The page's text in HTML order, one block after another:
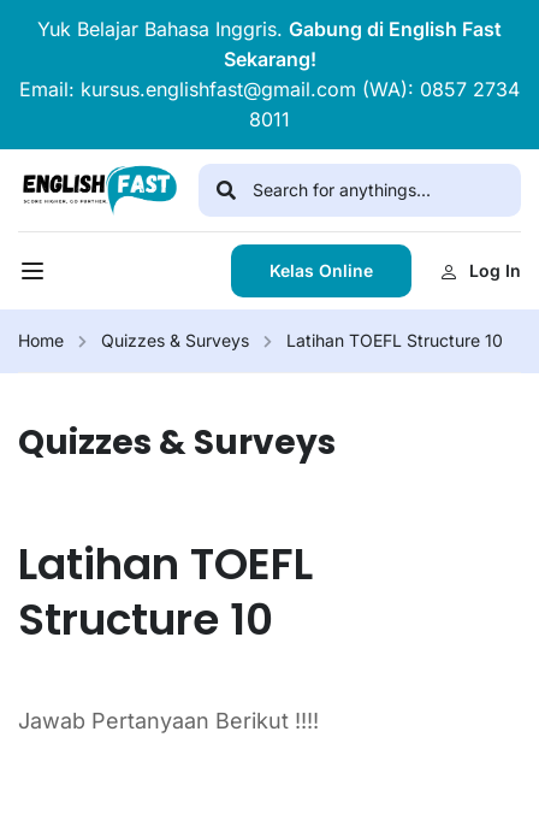
Yuk Belajar Bahasa Inggris. Gabung di English Fast
Sekarang!
Email: kursus.englishfast@gmail.com (WA): 0857 2734
8011
Kelas Online Log In
Home Quizzes & Surveys Latihan TOEFL Structure 10
Quizzes & Surveys
Latihan TOEFL
Structure 10
Jawab Pertanyaan Berikut !!!!